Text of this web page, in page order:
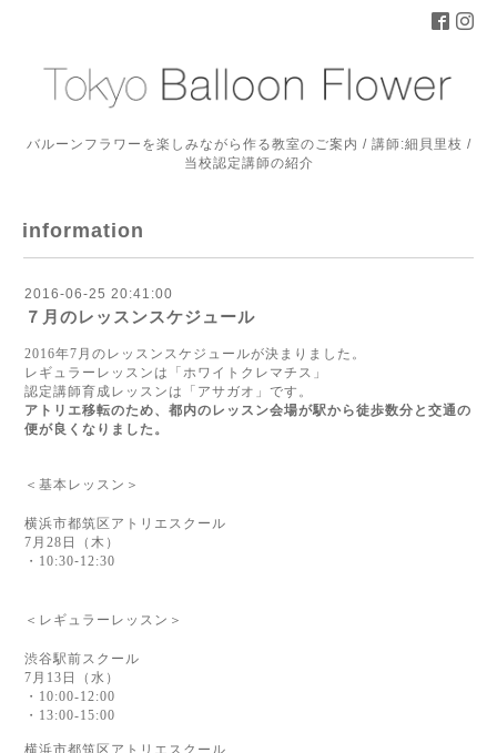
バルーンフラワーを楽しみながら作る教室のご案内 / 講師:細貝里枝 /
当校認定講師の紹介
information
2016-06-25 20:41:00
７月のレッスンスケジュール
2016年7月のレッスンスケジュールが決まりました。
レギュラーレッスンは「ホワイトクレマチス」
認定講師育成レッスンは「アサガオ」です。
アトリエ移転のため、都内のレッスン会場が駅から徒歩数分と交通の
便が良くなりました。
＜基本レッスン＞
横浜市都筑区アトリエスクール
7月28日（木）
・10:30-12:30
＜レギュラーレッスン＞
渋谷駅前スクール
7月13日（水）
・10:00-12:00
・13:00-15:00